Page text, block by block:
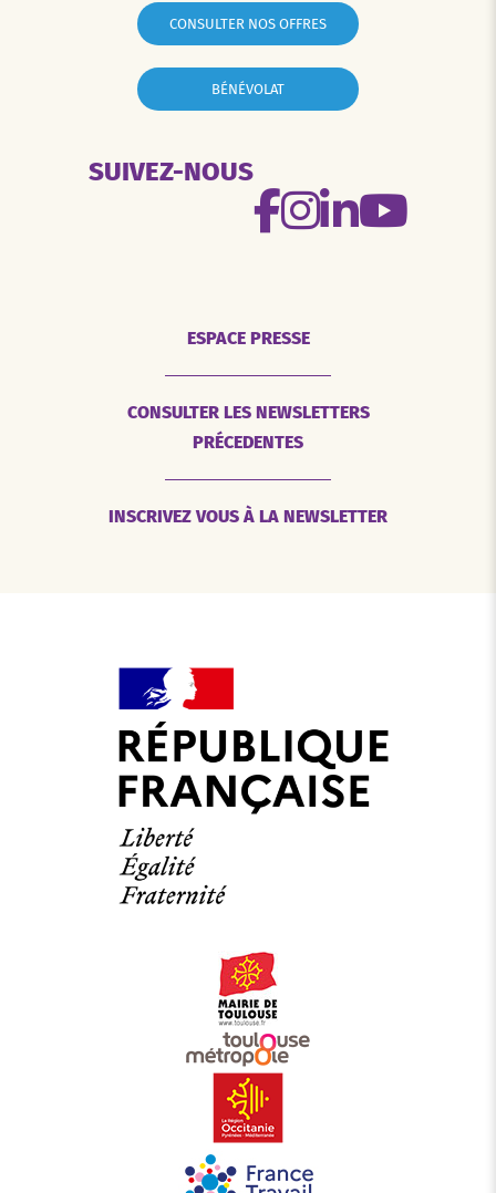
CONSULTER NOS OFFRES
BÉNÉVOLAT
SUIVEZ-NOUS
ESPACE PRESSE
CONSULTER LES NEWSLETTERS
PRÉCEDENTES
INSCRIVEZ VOUS À LA NEWSLETTER